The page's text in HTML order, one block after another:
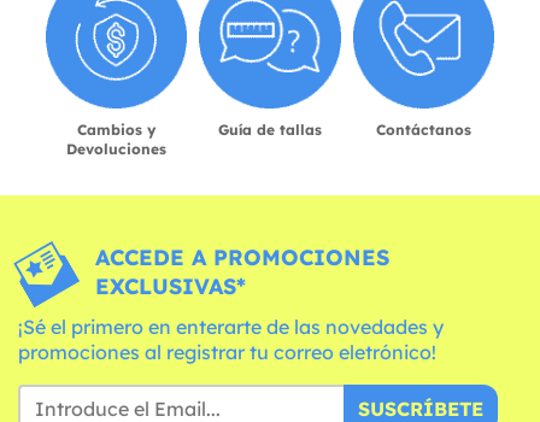
Cambios y
Devoluciones
Guía de tallas Contáctanos
ACCEDE A PROMOCIONES
EXCLUSIVAS*
¡Sé el primero en enterarte de las novedades y
promociones al registrar tu correo eletrónico!
SUSCRÍBETE